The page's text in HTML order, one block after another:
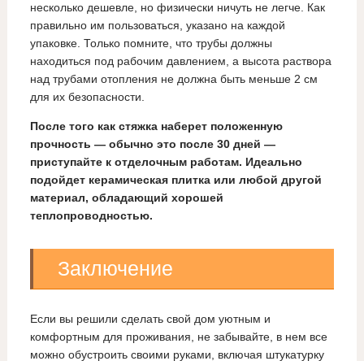
несколько дешевле, но физически ничуть не легче. Как
правильно им пользоваться, указано на каждой
упаковке. Только помните, что трубы должны
находиться под рабочим давлением, а высота раствора
над трубами отопления не должна быть меньше 2 см
для их безопасности.
После того как стяжка наберет положенную
прочность — обычно это после 30 дней —
приступайте к отделочным работам. Идеально
подойдет керамическая плитка или любой другой
материал, обладающий хорошей
теплопроводностью.
Заключение
Если вы решили сделать свой дом уютным и
комфортным для проживания, не забывайте, в нем все
можно обустроить своими руками, включая штукатурку